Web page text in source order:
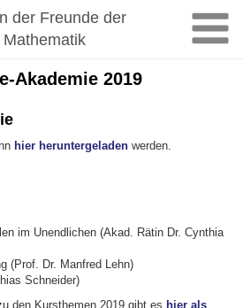
der Freunde der
Mathematik
Akademie 2019
hier heruntergeladen werden.
im Unendlichen (Akad. Rätin Dr. Cynthia
(Prof. Dr. Manfred Lehn)
Schneider)
den Kursthemen 2019 gibt es hier als